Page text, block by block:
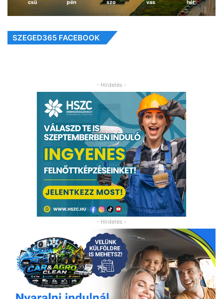
csü pén szo vas hét
SZEGED365 FACEBOOK
- Hirdetés -
- Hirdetés -